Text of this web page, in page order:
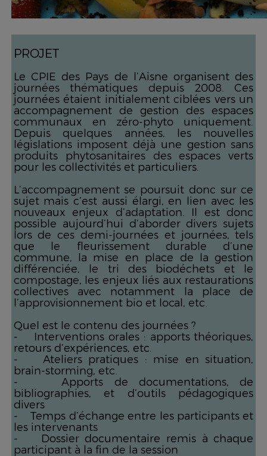
PROJET
Le CPIE des Pays de l’Aisne organisent des
journées thématiques depuis 2008. Ces
journées étaient initialement ciblées vers un
accompagnement de gestion des espaces
communaux en zéro-phyto uniquement.
Depuis quelques années, les nouvelles
législations imposent déjà une gestion sans
produits phytosanitaires des espaces verts
pour les collectivités et particuliers.
L’accompagnement se poursuit donc sur ce
sujet mais c’est aussi élargi, en lien avec les
nouveaux enjeux d’adaptation. Il est donc
possible aujourd’hui d’aborder divers sujets
lors de ces demi-journées et journées, tels
que le fleurissement durable d’une
commune, la mise en place de la gestion
différenciée, le tri des biodéchets et le
compostage, les enjeux liés aux restaurations
collectives avec notamment la place de
l’approvisionnement bio et local, etc.
Quel est le contenu des journées ?
- Interventions orales : apports théoriques,
retours d’expériences, etc.
- Ateliers pratiques : mise en situation,
brain-storming, etc.
- Apports de documentations, de
bibliographies, et d’outils pédagogiques
divers
- Temps d’échange entre les participants et
les intervenants
- Dossier documentaire remis à chaque
participant à la fin de la session